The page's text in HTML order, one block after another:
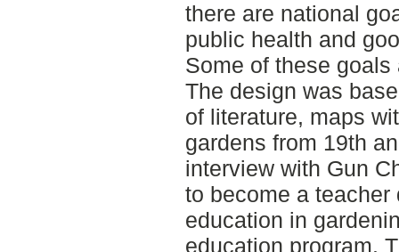
there are national
public health and
Some of these
The design was
of literature, maps
gardens from 19th
interview with Gun
to become a teacher
education in
education program.